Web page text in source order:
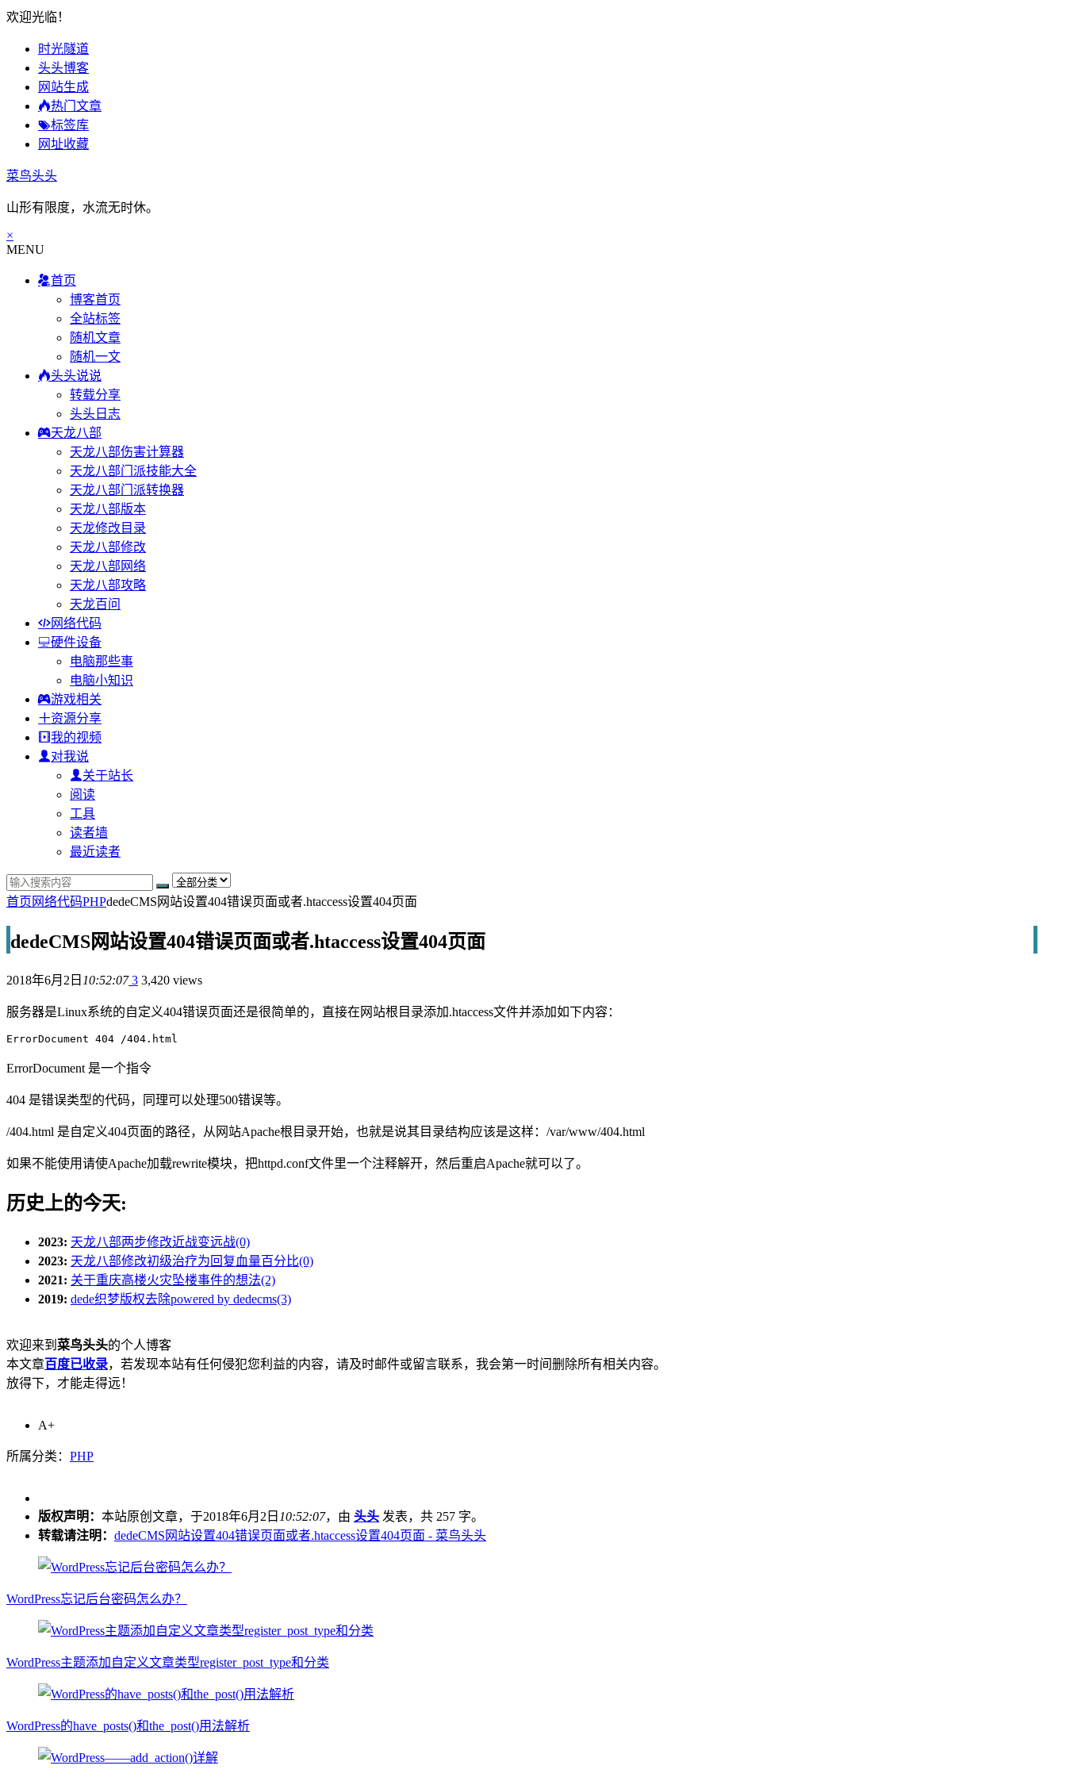
欢迎光临！
时光隧道
头头博客
网站生成
热门文章
标签库
网址收藏
菜鸟头头
山形有限度，水流无时休。
×
MENU
首页
博客首页
全站标签
随机文章
随机一文
头头说说
转载分享
头头日志
天龙八部
天龙八部伤害计算器
天龙八部门派技能大全
天龙八部门派转换器
天龙八部版本
天龙修改目录
天龙八部修改
天龙八部网络
天龙八部攻略
天龙百问
网络代码
硬件设备
电脑那些事
电脑小知识
游戏相关
资源分享
我的视频
对我说
关于站长
阅读
工具
读者墙
最近读者
首页 网络代码PHPdedeCMS网站设置404错误页面或者.htaccess设置404页面
dedeCMS网站设置404错误页面或者.htaccess设置404页面
2018年6月2日 10:52:073 3,420 views
服务器是Linux系统的自定义404错误页面还是很简单的，直接在网站根目录添加.htaccess文件并添加如下内容：
ErrorDocument 404 /404.html
ErrorDocument 是一个指令
404 是错误类型的代码，同理可以处理500错误等。
/404.html 是自定义404页面的路径，从网站Apache根目录开始，也就是说其目录结构应该是这样：/var/www/404.html
如果不能使用请使Apache加载rewrite模块，把httpd.conf文件里一个注释解开，然后重启Apache就可以了。
历史上的今天:
2023: 天龙八部两步修改近战变远战(0)
2023: 天龙八部修改初级治疗为回复血量百分比(0)
2021: 关于重庆高楼火灾坠楼事件的想法(2)
2019: dede织梦版权去除powered by dedecms(3)
欢迎来到 菜鸟头头的个人博客
本文章百度已收录，若发现本站有任何侵犯您利益的内容，请及时邮件或留言联系，我会第一时间删除所有相关内容。
放得下，才能走得远！
A+
所属分类： PHP
版权声明： 本站原创文章，于2018年6月2日 10:52:07，由 头头 发表，共 257 字。
转载请注明： dedeCMS网站设置404错误页面或者.htaccess设置404页面 - 菜鸟头头
WordPress忘记后台密码怎么办？
WordPress主题添加自定义文章类型register_post_type和分类
WordPress的have_posts()和the_post()用法解析